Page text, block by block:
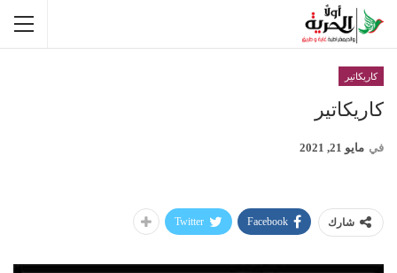
كاريكاتير
كاريكاتير
في مايو 21, 2021
شارك Facebook
Twitter